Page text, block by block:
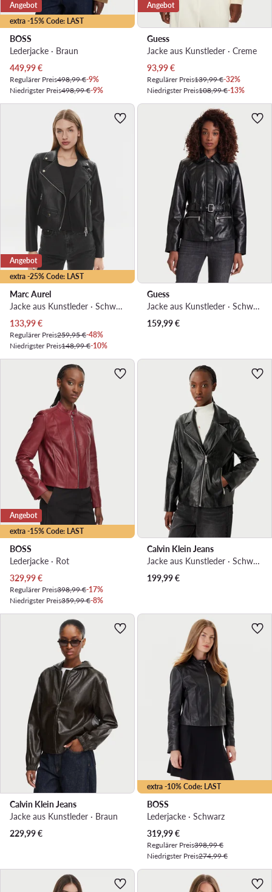
extra -15% Code: LAST
Angebot
BOSS
Lederjacke · Braun
Aktueller Preis
449,99€
Regulärer Preis498,99 €-9%
Niedrigster Preis498,99 €-9%
Angebot
Guess
Jacke aus Kunstleder · Creme
Aktueller Preis
93,99€
Regulärer Preis139,99 €-32%
Niedrigster Preis108,99 €-13%
extra -25% Code: LAST
Angebot
Marc Aurel
Jacke aus Kunstleder · Schwarz
Aktueller Preis
133,99€
Regulärer Preis259,95 €-48%
Niedrigster Preis148,99 €-10%
Guess
Jacke aus Kunstleder · Schwarz
159,99€
extra -15% Code: LAST
Angebot
BOSS
Lederjacke · Rot
Aktueller Preis
329,99€
Regulärer Preis398,99 €-17%
Niedrigster Preis359,99 €-8%
Calvin Klein Jeans
Jacke aus Kunstleder · Schwarz
199,99€
Calvin Klein Jeans
Jacke aus Kunstleder · Braun
229,99€
extra -10% Code: LAST
BOSS
Lederjacke · Schwarz
Aktueller Preis
319,99€
Regulärer Preis398,99 €
Niedrigster Preis274,99 €